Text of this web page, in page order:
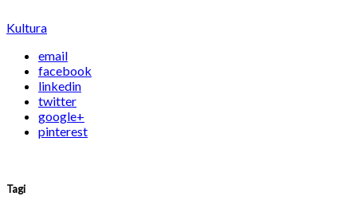
Kultura
email
facebook
linkedin
twitter
google+
pinterest
Tagi